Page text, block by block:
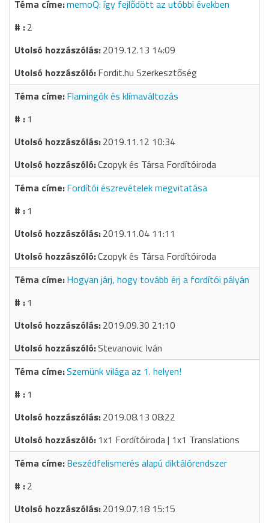
memoQ: így fejlődött az utóbbi években
2
2019.12.13 14:09
Fordit.hu Szerkesztőség
Flamingók és klímaváltozás
1
2019.11.12 10:34
Czopyk és Társa Fordítóiroda
Fordítói észrevételek megvitatása
1
2019.11.04 11:11
Czopyk és Társa Fordítóiroda
Hogyan járj, hogy tovább érj a fordítói pályán
1
2019.09.30 21:10
Stevanovic Iván
Szemünk világa az 1. helyen!
1
2019.08.13 08:22
1x1 Fordítóiroda | 1x1 Translations
Beszédfelismerés alapú diktálórendszer
2
2019.07.18 15:15